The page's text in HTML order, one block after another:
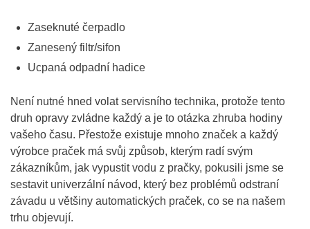
Zaseknuté čerpadlo
Zanesený filtr/sifon
Ucpaná odpadní hadice
Není nutné hned volat servisního technika, protože tento
druh opravy zvládne každý a je to otázka zhruba hodiny
vašeho času. Přestože existuje mnoho značek a každý
výrobce praček má svůj způsob, kterým radí svým
zákazníkům, jak vypustit vodu z pračky, pokusili jsme se
sestavit univerzální návod, který bez problémů odstraní
závadu u většiny automatických praček, co se na našem
trhu objevují.